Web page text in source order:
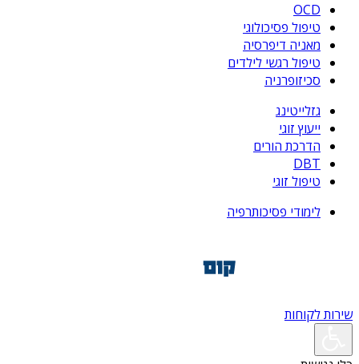
OCD
טיפול פסיכולוגי
מאניה דיפרסיה
טיפול רגשי לילדים
סכיזופרניה
גזלייטינג
ייעוץ זוגי
הדרכת הורים
DBT
טיפול זוגי
לימודי פסיכותרפיה
שירות לקוחות